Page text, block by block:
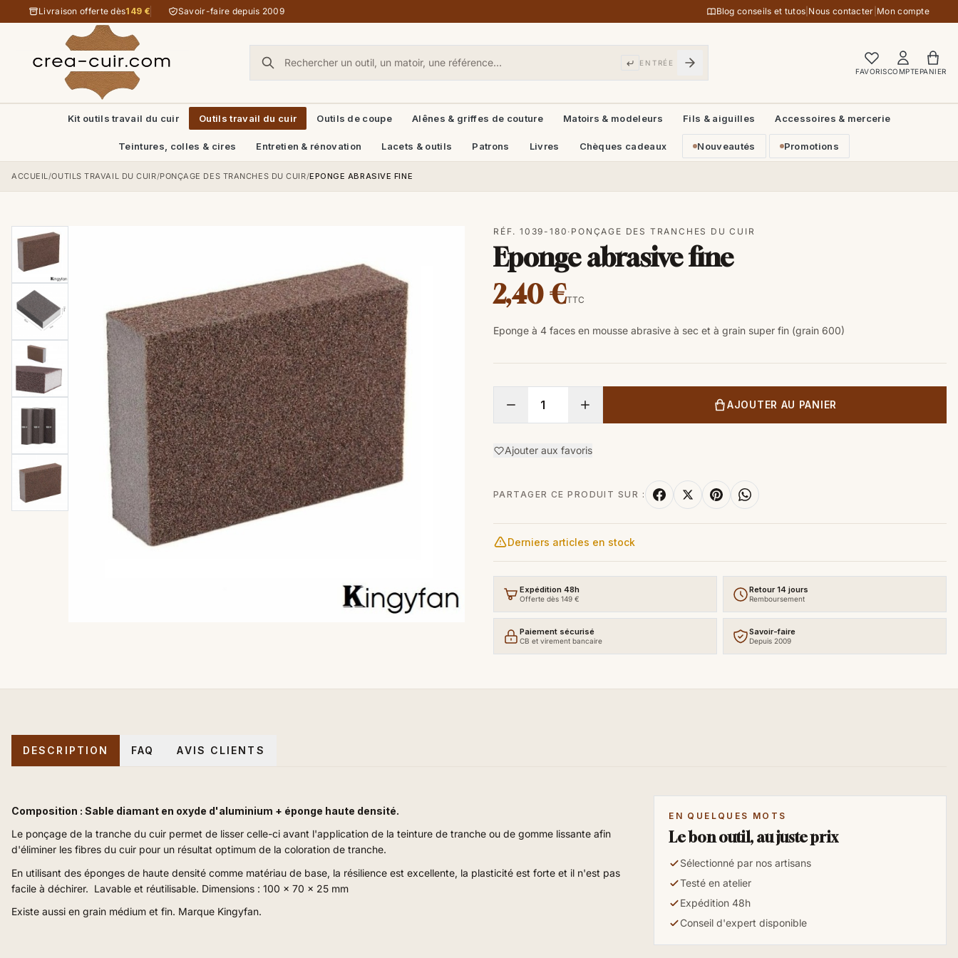
Aller au contenu
Livraison offerte dès149 € Savoir-faire depuis 2009 Blog conseils et tutos Nous contacter Mon compte
ENTRÉE
FAVORISCOMPTEPANIER
Kit outils travail du cuir Outils travail du cuir Outils de coupe Alênes & griffes de couture Matoirs & modeleurs Fils & aiguilles Accessoires & mercerie
Teintures, colles & cires Entretien & rénovation Lacets & outils Patrons Livres Chèques cadeaux Nouveautés Promotions
ACCUEIL/OUTILS TRAVAIL DU CUIR/PONÇAGE DES TRANCHES DU CUIR/EPONGE ABRASIVE FINE
RÉF. 1039-180 · PONÇAGE DES TRANCHES DU CUIR
Eponge abrasive fine
2,40 €TTC
Eponge à 4 faces en mousse abrasive à sec et à grain super fin (grain 600)
AJOUTER AU PANIER
Ajouter aux favoris
PARTAGER CE PRODUIT SUR :
Derniers articles en stock
Expédition 48h
Offerte dès 149 €
Retour 14 jours
Remboursement
Paiement sécurisé
CB et virement bancaire
Savoir-faire
Depuis 2009
DESCRIPTION FAQ AVIS CLIENTS
Composition : Sable diamant en oxyde d'aluminium + éponge haute densité.
Le ponçage de la tranche du cuir permet de lisser celle-ci avant l'application de la teinture de tranche ou de gomme lissante afin
d'éliminer les fibres du cuir pour un résultat optimum de la coloration de tranche.
En utilisant des éponges de haute densité comme matériau de base, la résilience est excellente, la plasticité est forte et il n'est pas
facile à déchirer. Lavable et réutilisable. Dimensions : 100 x 70 x 25 mm
Existe aussi en grain médium et fin. Marque Kingyfan.
EN QUELQUES MOTS
Le bon outil, au juste prix
Sélectionné par nos artisans
Testé en atelier
Expédition 48h
Conseil d'expert disponible